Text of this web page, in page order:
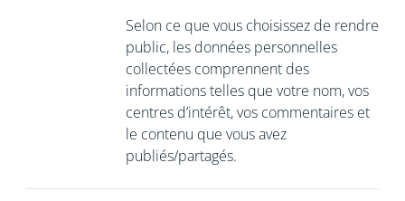
Selon ce que vous choisissez de rendre
public, les données personnelles
collectées comprennent des
informations telles que votre nom, vos
centres d’intérêt, vos commentaires et
le contenu que vous avez
publiés/partagés.